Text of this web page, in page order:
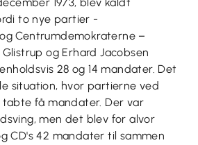
to nye partier -
Centrumdemokraterne –
og Erhard Jacobsen
28 og 14 mandater. Det
situation, hvor partierne ved
få mandater. Der var
men det blev for alvor
CD's 42 mandater til sammen